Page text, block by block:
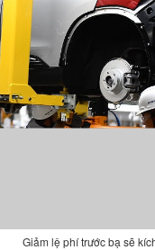
Giảm lệ phí trước bạ sẽ